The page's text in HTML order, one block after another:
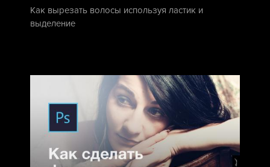
Как вырезать волосы используя ластик и
выделение